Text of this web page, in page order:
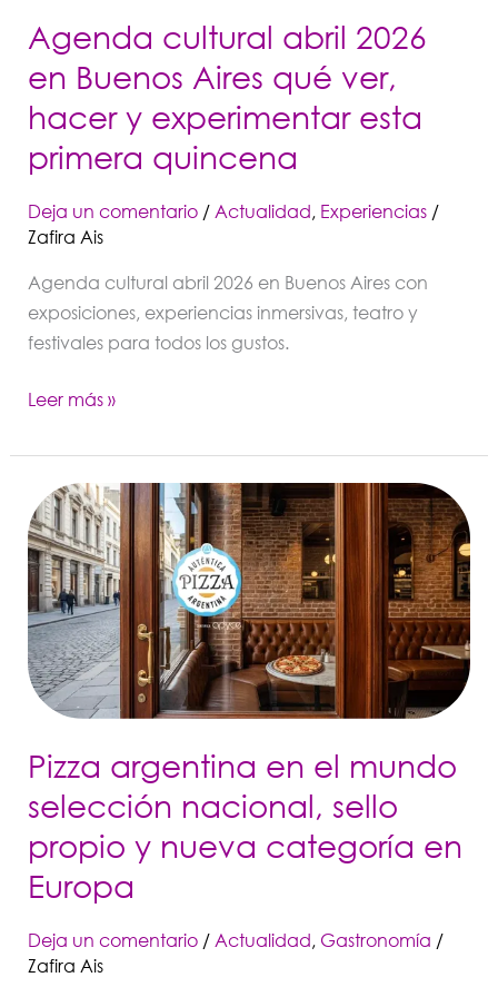
Agenda cultural abril 2026
en Buenos Aires qué ver,
hacer y experimentar esta
primera quincena
Deja un comentario / Actualidad, Experiencias/
Zafira Ais
Agenda cultural abril 2026 en Buenos Aires con
exposiciones, experiencias inmersivas, teatro y
festivales para todos los gustos.
hacer
y
experimentar
esta
primera
quincena
Leer más »
Pizza argentina en el mundo
selección nacional, sello
propio y nueva categoría en
Europa
Deja un comentario / Actualidad, Gastronomía /
Zafira Ais
Pizza
argentina
en
el
mundo
selección
nacional,
sello
y
nueva
en
Europa